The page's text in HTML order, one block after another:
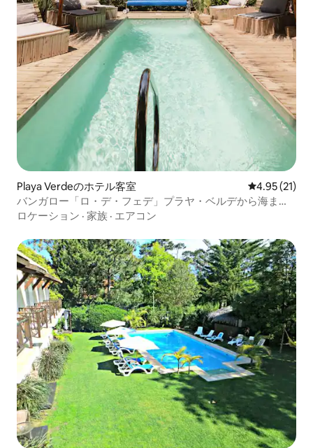
Playa Verdeのホテル客室 レビュー21
4.95 (21)
バンガロー「ロ・デ・フェデ」プラヤ・ベルデから海まで2
メートル
ロケーション · 家族 · エアコン